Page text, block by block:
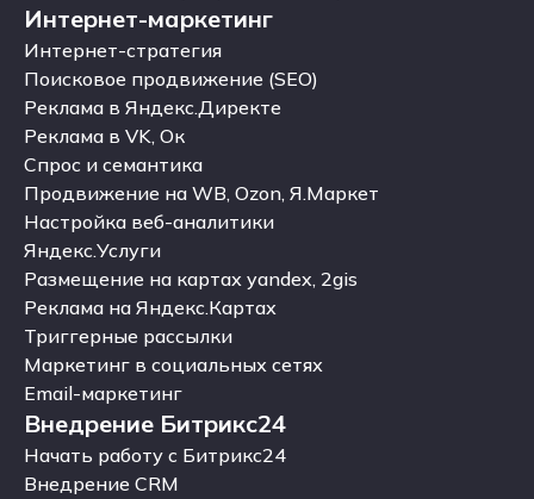
Решения для государственных организаций
Интернет-маркетинг
Интернет-маркетинг
Интернет-стратегия
Интернет-стратегия
Поисковое продвижение (SEO)
Поисковое продвижение (SEO)
Реклама в Яндекс.Директе
Реклама в Яндекс.Директе
Реклама в VK, Ок
Реклама в VK, Ок
Спрос и семантика
Спрос и семантика
Продвижение на WB, Ozon, Я.Маркет
Продвижение на WB, Ozon, Я.Маркет
Настройка веб-аналитики
Настройка веб-аналитики
Яндекс.Услуги
Яндекс.Услуги
Размещение на картах yandex, 2gis
Размещение на картах yandex, 2gis
Реклама на Яндекс.Картах
Реклама на Яндекс.Картах
Триггерные рассылки
Триггерные рассылки
Маркетинг в социальных сетях
Маркетинг в социальных сетях
Email-маркетинг
Email-маркетинг
Внедрение Битрикс24
Внедрение Битрикс24
Начать работу с Битрикс24
Начать работу с Битрикс24
Внедрение CRM